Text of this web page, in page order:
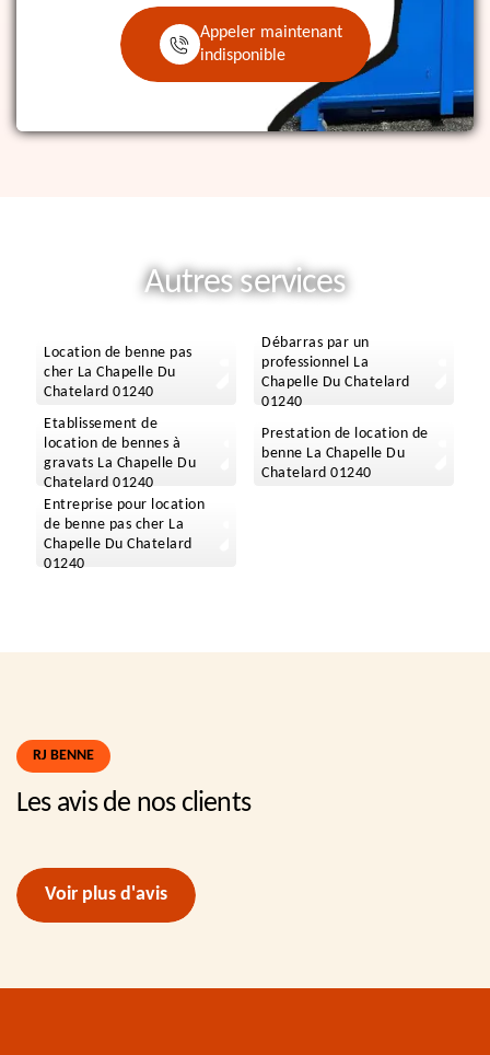
Appeler maintenant
indisponible
Autres services
Location de benne pas
cher La Chapelle Du
Chatelard 01240
Débarras par un
professionnel La
Chapelle Du Chatelard
01240
Etablissement de
location de bennes à
gravats La Chapelle Du
Chatelard 01240
Prestation de location de
benne La Chapelle Du
Chatelard 01240
Entreprise pour location
de benne pas cher La
Chapelle Du Chatelard
01240
RJ BENNE
Les avis de nos clients
Voir plus d'avis